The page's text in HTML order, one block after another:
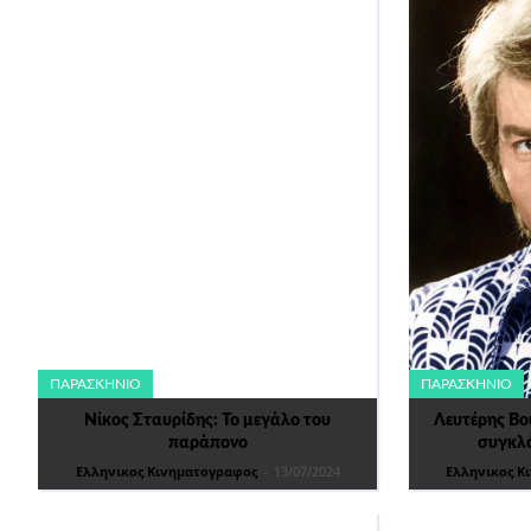
ΠΑΡΑΣΚΉΝΙΟ
Νίκος Σταυρίδης: Το μεγάλο του
παράπονο
Ελληνικος Κινηματογραφος - 13/07/2024
ΠΑΡΑΣΚΉΝΙΟ
Λευτέρης
Ελληνικος